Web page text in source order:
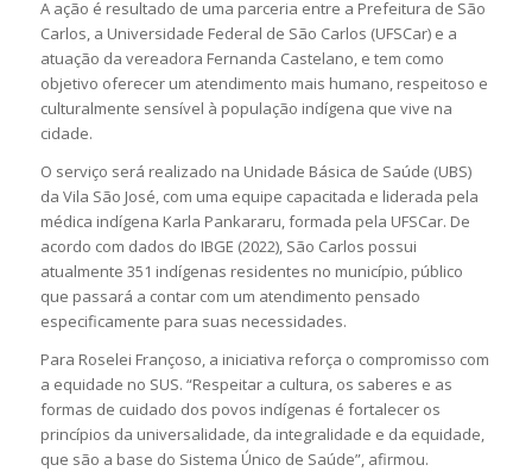
A ação é resultado de uma parceria entre a Prefeitura de São
Carlos, a Universidade Federal de São Carlos (UFSCar) e a
atuação da vereadora Fernanda Castelano, e tem como
objetivo oferecer um atendimento mais humano, respeitoso e
culturalmente sensível à população indígena que vive na
cidade.
O serviço será realizado na Unidade Básica de Saúde (UBS)
da Vila São José, com uma equipe capacitada e liderada pela
médica indígena Karla Pankararu, formada pela UFSCar. De
acordo com dados do IBGE (2022), São Carlos possui
atualmente 351 indígenas residentes no município, público
que passará a contar com um atendimento pensado
especificamente para suas necessidades.
Para Roselei Françoso, a iniciativa reforça o compromisso com
a equidade no SUS. “Respeitar a cultura, os saberes e as
formas de cuidado dos povos indígenas é fortalecer os
princípios da universalidade, da integralidade e da equidade,
que são a base do Sistema Único de Saúde”, afirmou.